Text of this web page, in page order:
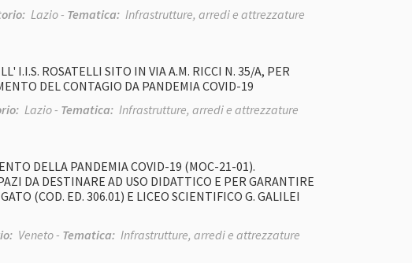
Lazio - Tematica: Infrastrutture, arredi e attrezzature
I.I.S. ROSATELLI SITO IN VIA A.M. RICCI N. 35/A, PER
DEL CONTAGIO DA PANDEMIA COVID-19
Lazio - Tematica: Infrastrutture, arredi e attrezzature
DELLA PANDEMIA COVID-19 (MOC-21-01).
DA DESTINARE AD USO DIDATTICO E PER GARANTIRE
(COD. ED. 306.01) E LICEO SCIENTIFICO G. GALILEI
Veneto - Tematica: Infrastrutture, arredi e attrezzature